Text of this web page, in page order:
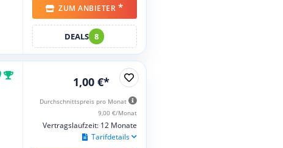
ZUM ANBIETER *
DEALS 8
1,00 €*
Durchschnittspreis pro Monat
9,00 €/Monat
Vertragslaufzeit: 12 Monate
Tarifdetails